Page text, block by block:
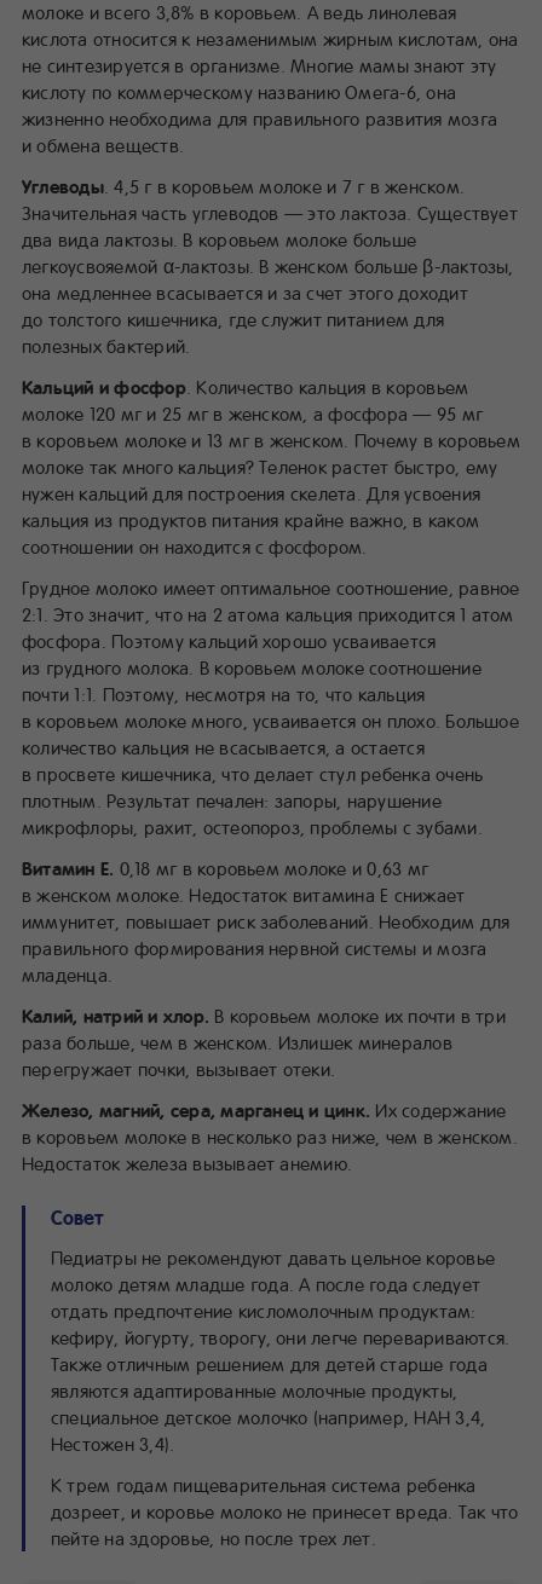
молоке и всего 3,8% в коровьем. А ведь линолевая
кислота относится к незаменимым жирным кислотам, она
не синтезируется в организме. Многие мамы знают эту
кислоту по коммерческому названию Омега-6, она
жизненно необходима для правильного развития мозга
и обмена веществ.
Углеводы. 4,5 г в коровьем молоке и 7 г в женском.
Значительная часть углеводов — это лактоза. Существует
два вида лактозы. В коровьем молоке больше
легкоусвояемой α-лактозы. В женском больше β-лактозы,
она медленнее всасывается и за счет этого доходит
до толстого кишечника, где служит питанием для
полезных бактерий.
Кальций и фосфор. Количество кальция в коровьем
молоке 120 мг и 25 мг в женском, а фосфора — 95 мг
в коровьем молоке и 13 мг в женском. Почему в коровьем
молоке так много кальция? Теленок растет быстро, ему
нужен кальций для построения скелета. Для усвоения
кальция из продуктов питания крайне важно, в каком
соотношении он находится с фосфором.
Грудное молоко имеет оптимальное соотношение, равное
2:1. Это значит, что на 2 атома кальция приходится 1 атом
фосфора. Поэтому кальций хорошо усваивается
из грудного молока. В коровьем молоке соотношение
почти 1:1. Поэтому, несмотря на то, что кальция
в коровьем молоке много, усваивается он плохо. Большое
количество кальция не всасывается, а остается
в просвете кишечника, что делает стул ребенка очень
плотным. Результат печален: запоры, нарушение
микрофлоры, рахит, остеопороз, проблемы с зубами.
Витамин Е. 0,18 мг в коровьем молоке и 0,63 мг
в женском молоке. Недостаток витамина Е снижает
иммунитет, повышает риск заболеваний. Необходим для
правильного формирования нервной системы и мозга
младенца.
Калий, натрий и хлор. В коровьем молоке их почти в три
раза больше, чем в женском. Излишек минералов
перегружает почки, вызывает отеки.
Железо, магний, сера, марганец и цинк. Их содержание
в коровьем молоке в несколько раз ниже, чем в женском.
Недостаток железа вызывает анемию.
Совет
Педиатры не рекомендуют давать цельное коровье
молоко детям младше года. А после года следует
отдать предпочтение кисломолочным продуктам:
кефиру, йогурту, творогу, они легче перевариваются.
Также отличным решением для детей старше года
являются адаптированные молочные продукты,
специальное детское молочко (например, НАН 3,4,
Нестожен 3,4).
К трем годам пищеварительная система ребенка
дозреет, и коровье молоко не принесет вреда. Так что
пейте на здоровье, но после трех лет.